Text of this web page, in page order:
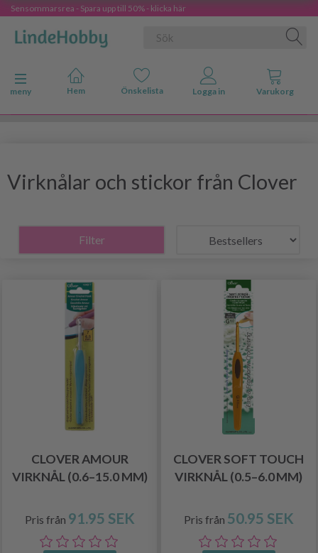
Sensommarsrea - Spara upp till 50% - klicka här
Ändra navigering
meny
Virknålar och stickor från Clover
Filter
CLOVER AMOUR
VIRKNÅL (0.6–15.0 MM)
Pris från 91.95 SEK
CLOVER SOFT TOUCH
VIRKNÅL (0.5–6.0 MM)
Pris från 50.95 SEK